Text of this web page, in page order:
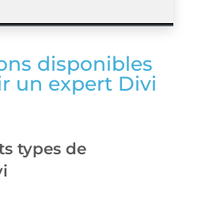
disponibles
un expert Divi
types de